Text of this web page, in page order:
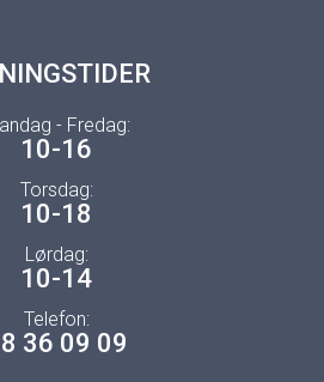
- Fredag:
10-16
Torsdag:
10-18
Lørdag:
10-14
Telefon:
36 09 09